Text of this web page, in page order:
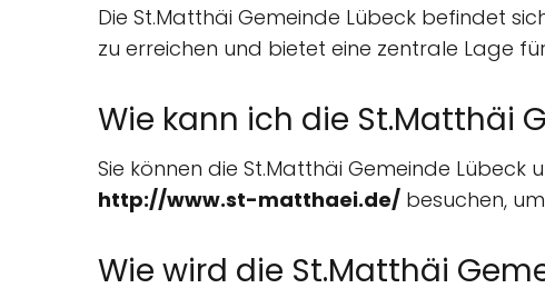
Die St.Matthäi Gemeinde Lübeck befindet
zu erreichen und bietet eine zentrale Lage
Wie kann ich die St.Matthäi
Sie können die St.Matthäi Gemeinde Lübeck
http://www.st-matthaei.de/ besuchen,
Wie wird die St.Matthäi